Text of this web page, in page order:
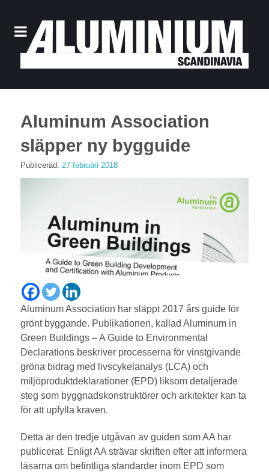
Aluminum Association
släpper ny bygguide
Publicerad: 27 februari 2018
Aluminum Association har släppt 2017 års guide för
grönt byggande. Publikationen, kallad Aluminum in
Green Buildings – A Guide to Environmental
Declarations beskriver processerna för vinstgivande
gröna bidrag med livscykelanalys (LCA) och
miljöproduktdeklarationer (EPD) liksom detaljerade
steg som byggnadskonstruktörer och arkitekter kan ta
för att upfylla kraven.
Detta är den tredje utgåvan av guiden som AA har
publicerat. Enligt AA strävar skriften efter att informera
läsarna om befintliga standarder inom EPD som